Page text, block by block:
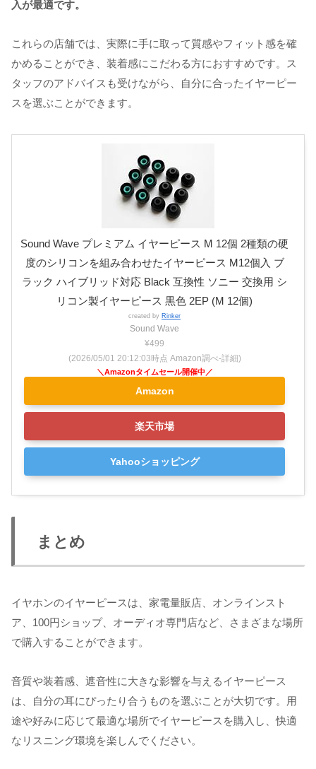
入が最適です。
これらの店舗では、実際に手に取って質感やフィット感を確
かめることができ、装着感にこだわる方におすすめです。ス
タッフのアドバイスも受けながら、自分に合ったイヤーピー
スを選ぶことができます。
Sound Wave プレミアム イヤーピース M 12個 2種類の硬
度のシリコンを組み合わせたイヤーピース M12個入 ブ
ラック ハイブリッド対応 Black 互換性 ソニー 交換用 シ
リコン製イヤーピース 黒色 2EP (M 12個)
created by Rinker
Sound Wave
¥499
(2026/05/01 20:12:03時点 Amazon調べ-詳細)
Amazon
楽天市場
Yahooショッピング
まとめ
イヤホンのイヤーピースは、家電量販店、オンラインスト
ア、100円ショップ、オーディオ専門店など、さまざまな場所
で購入することができます。
音質や装着感、遮音性に大きな影響を与えるイヤーピース
は、自分の耳にぴったり合うものを選ぶことが大切です。用
途や好みに応じて最適な場所でイヤーピースを購入し、快適
なリスニング環境を楽しんでください。